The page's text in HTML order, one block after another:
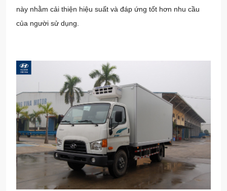
này nhằm cải thiện hiệu suất và đáp ứng tốt hơn nhu cầu
của người sử dụng.